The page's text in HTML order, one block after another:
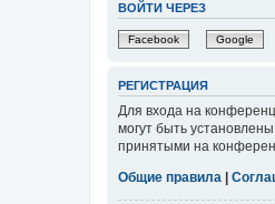
ВОЙТИ ЧЕРЕЗ
Facebook Google
РЕГИСТРАЦИЯ
Для входа на
могут быть
принятыми на
Общие правила